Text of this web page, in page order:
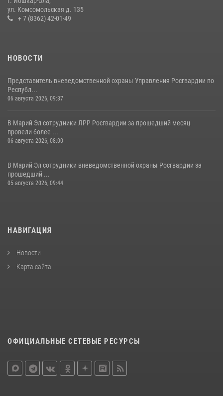
Управление Росгвардии по Республике Марий Эл приняло участие в
ул. Комсомольская д. 135
+ 7 (8362) 42-01-49
НОВОСТИ
Представитель вневедомственной охраны Управления Росгвардии по
Республ...
06 августа 2026, 09:37
В Марий Эл сотрудники ЛРР Росгвардии за прошедший месяц
провели более ...
06 августа 2026, 08:00
В Марий Эл сотрудники вневедомственной охраны Росгвардии за
прошедший ...
05 августа 2026, 09:44
НАВИГАЦИЯ
Новости
Карта сайта
ОФИЦИАЛЬНЫЕ СЕТЕВЫЕ РЕСУРСЫ